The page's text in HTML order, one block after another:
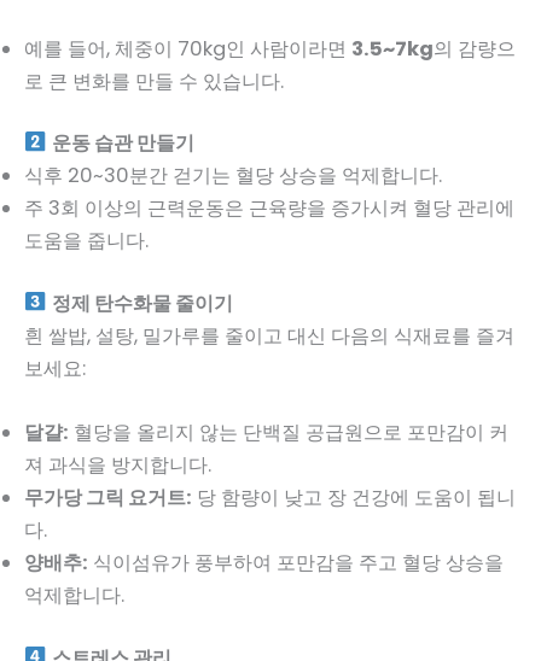
예를 들어, 체중이 70kg인 사람이라면 3.5~7kg의 감량으
로 큰 변화를 만들 수 있습니다.
운동 습관 만들기
식후 20~30분간 걷기는 혈당 상승을 억제합니다.
주 3회 이상의 근력운동은 근육량을 증가시켜 혈당 관리에
도움을 줍니다.
정제 탄수화물 줄이기
흰 쌀밥, 설탕, 밀가루를 줄이고 대신 다음의 식재료를 즐겨
보세요:
달걀: 혈당을 올리지 않는 단백질 공급원으로 포만감이 커
져 과식을 방지합니다.
무가당 그릭 요거트: 당 함량이 낮고 장 건강에 도움이 됩니
다.
양배추: 식이섬유가 풍부하여 포만감을 주고 혈당 상승을
억제합니다.